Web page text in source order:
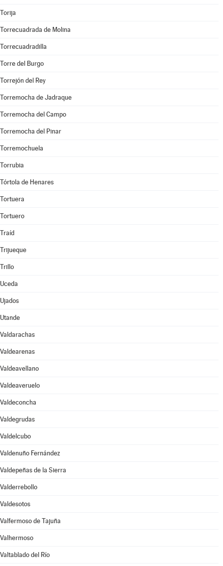
Torija
Torrecuadrada de Molina
Torrecuadradilla
Torre del Burgo
Torrejón del Rey
Torremocha de Jadraque
Torremocha del Campo
Torremocha del Pinar
Torremochuela
Torrubia
Tórtola de Henares
Tortuera
Tortuero
Traíd
Trijueque
Trillo
Uceda
Ujados
Utande
Valdarachas
Valdearenas
Valdeavellano
Valdeaveruelo
Valdeconcha
Valdegrudas
Valdelcubo
Valdenuño Fernández
Valdepeñas de la Sierra
Valderrebollo
Valdesotos
Valfermoso de Tajuña
Valhermoso
Valtablado del Río